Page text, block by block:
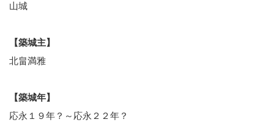
山城
【築城主】
北畠満雅
【築城年】
応永１９年？～応永２２年？